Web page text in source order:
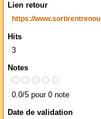
Lien retour
https://
Hits
3
Notes
0.0/5 pour 0 note
Date de validation